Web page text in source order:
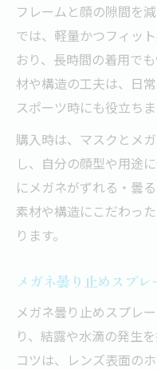
フレームと顔の隙間を
では、軽量かつフィッ
おり、長時間の着用で
材や構造の工夫は、日
スポーツ時にも役立ちま
購入時は、マスクとメ
し、自分の顔型や用途
にメガネがずれる・曇
素材や構造にこだわっ
ります。
メガネ曇り止めスプ
メガネ曇り止めスプレ
り、結露や水滴の発生
コツは、レンズ表面の